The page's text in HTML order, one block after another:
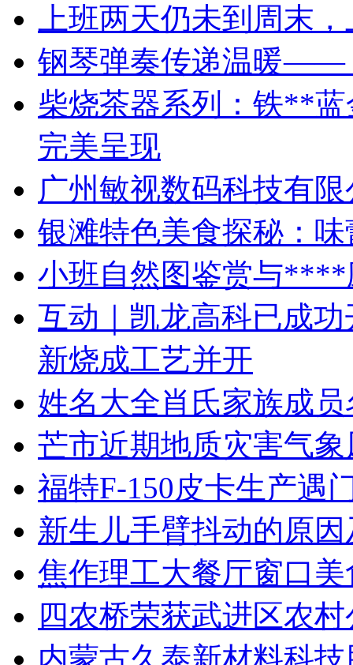
上班两天仍未到周末
钢琴弹奏传递温暖——
柴烧茶器系列：铁**
完美呈现
广州敏视数码科技有
银滩特色美食探秘：
小班自然图鉴赏与****
互动｜凯龙高科已成
新烧成工艺并开
姓名大全肖氏家族成员
芒市近期地质灾害气
福特F-150皮卡生产遇
新生儿手臂抖动的原
焦作理工大餐厅窗口
四农桥荣获武进区农
内蒙古久泰新材料科